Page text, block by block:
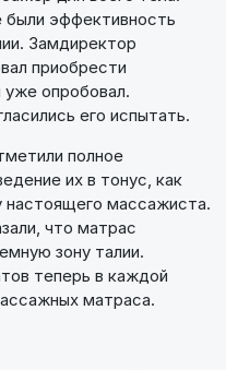
эффективность
Замдиректор
приобрести
опробовал.
его испытать.
полное
их в тонус, как
настоящего массажиста.
что матрас
зону талии.
теперь в каждой
матраса.